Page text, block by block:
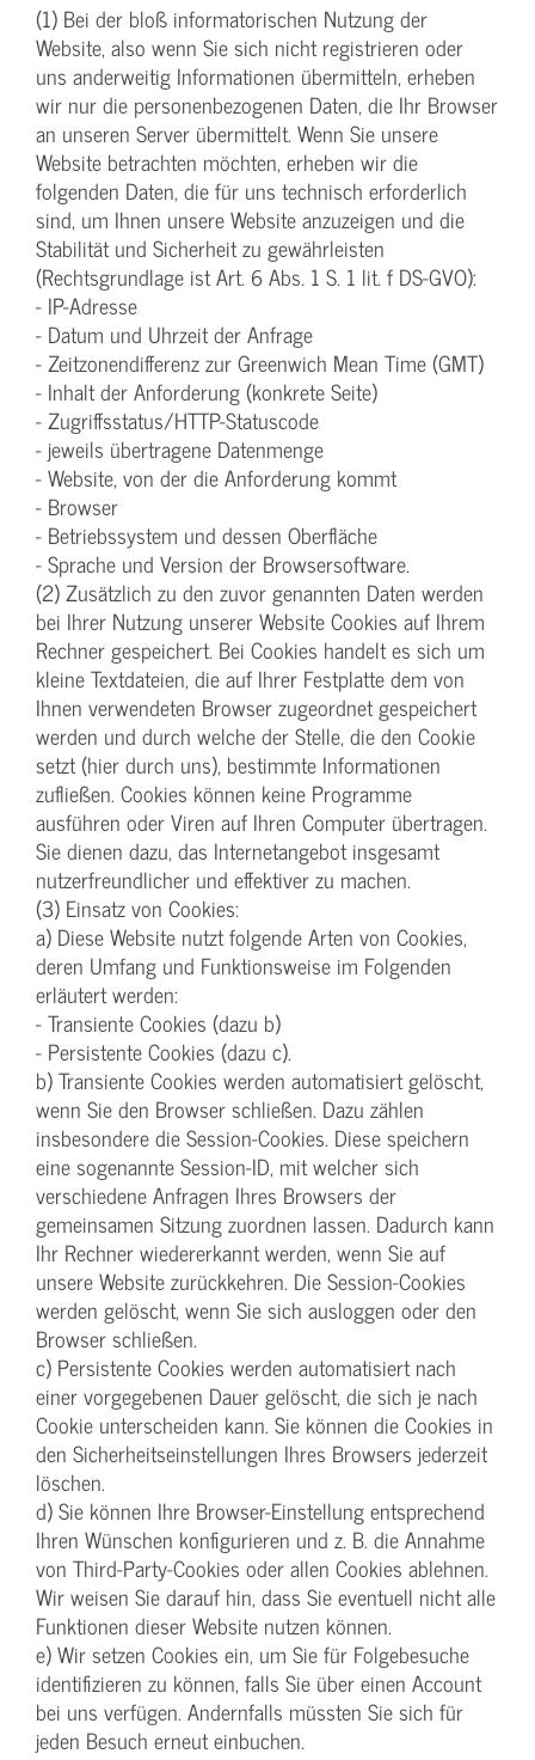
(1) Bei der bloß informatorischen Nutzung der
Website, also wenn Sie sich nicht registrieren oder
uns anderweitig Informationen übermitteln, erheben
wir nur die personenbezogenen Daten, die Ihr Browser
an unseren Server übermittelt. Wenn Sie unsere
Website betrachten möchten, erheben wir die
folgenden Daten, die für uns technisch erforderlich
sind, um Ihnen unsere Website anzuzeigen und die
Stabilität und Sicherheit zu gewährleisten
(Rechtsgrundlage ist Art. 6 Abs. 1 S. 1 lit. f DS-GVO):
- IP-Adresse
- Datum und Uhrzeit der Anfrage
- Zeitzonendifferenz zur Greenwich Mean Time (GMT)
- Inhalt der Anforderung (konkrete Seite)
- Zugriffsstatus/HTTP-Statuscode
- jeweils übertragene Datenmenge
- Website, von der die Anforderung kommt
- Browser
- Betriebssystem und dessen Oberfläche
- Sprache und Version der Browsersoftware.
(2) Zusätzlich zu den zuvor genannten Daten werden
bei Ihrer Nutzung unserer Website Cookies auf Ihrem
Rechner gespeichert. Bei Cookies handelt es sich um
kleine Textdateien, die auf Ihrer Festplatte dem von
Ihnen verwendeten Browser zugeordnet gespeichert
werden und durch welche der Stelle, die den Cookie
setzt (hier durch uns), bestimmte Informationen
zufließen. Cookies können keine Programme
ausführen oder Viren auf Ihren Computer übertragen.
Sie dienen dazu, das Internetangebot insgesamt
nutzerfreundlicher und effektiver zu machen.
(3) Einsatz von Cookies:
a) Diese Website nutzt folgende Arten von Cookies,
deren Umfang und Funktionsweise im Folgenden
erläutert werden:
- Transiente Cookies (dazu b)
- Persistente Cookies (dazu c).
b) Transiente Cookies werden automatisiert gelöscht,
wenn Sie den Browser schließen. Dazu zählen
insbesondere die Session-Cookies. Diese speichern
eine sogenannte Session-ID, mit welcher sich
verschiedene Anfragen Ihres Browsers der
gemeinsamen Sitzung zuordnen lassen. Dadurch kann
Ihr Rechner wiedererkannt werden, wenn Sie auf
unsere Website zurückkehren. Die Session-Cookies
werden gelöscht, wenn Sie sich ausloggen oder den
Browser schließen.
c) Persistente Cookies werden automatisiert nach
einer vorgegebenen Dauer gelöscht, die sich je nach
Cookie unterscheiden kann. Sie können die Cookies in
den Sicherheitseinstellungen Ihres Browsers jederzeit
löschen.
d) Sie können Ihre Browser-Einstellung entsprechend
Ihren Wünschen konfigurieren und z. B. die Annahme
von Third-Party-Cookies oder allen Cookies ablehnen.
Wir weisen Sie darauf hin, dass Sie eventuell nicht alle
Funktionen dieser Website nutzen können.
e) Wir setzen Cookies ein, um Sie für Folgebesuche
identifizieren zu können, falls Sie über einen Account
bei uns verfügen. Andernfalls müssten Sie sich für
jeden Besuch erneut einbuchen.